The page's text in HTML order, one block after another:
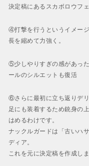
決定稿にあるスカボロウフ
④打撃を行うというイメー
長を縮めて力強く。
⑤少しやりすぎの感があっ
ールのシルエットも復活
⑥さらに最初に立ち返りデ
足にも装着するため銃身の
はめるわけです。
ナックルガードは「古いハ
ディア。
これを元に決定稿を作成しま